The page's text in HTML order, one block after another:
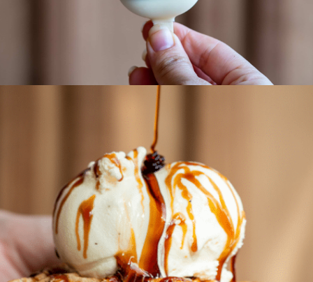
Crepes, gofres y tortitas
Crepes exquisitas, gofres irresistibles y tortitas esponjosas.
Caseros y siempre a tu gusto.